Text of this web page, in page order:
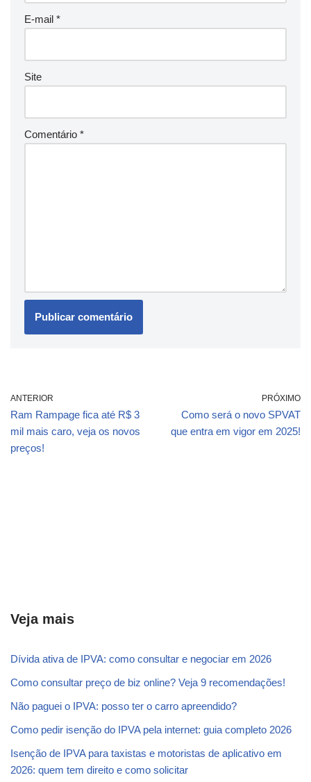
E-mail *
Site
Comentário *
ANTERIOR
Ram Rampage fica até R$ 3
mil mais caro, veja os novos
preços!
PRÓXIMO
Como será o novo SPVAT
que entra em vigor em 2025!
Veja mais
Dívida ativa de IPVA: como consultar e negociar em 2026
Como consultar preço de biz online? Veja 9 recomendações!
Não paguei o IPVA: posso ter o carro apreendido?
Como pedir isenção do IPVA pela internet: guia completo 2026
Isenção de IPVA para taxistas e motoristas de aplicativo em
2026: quem tem direito e como solicitar